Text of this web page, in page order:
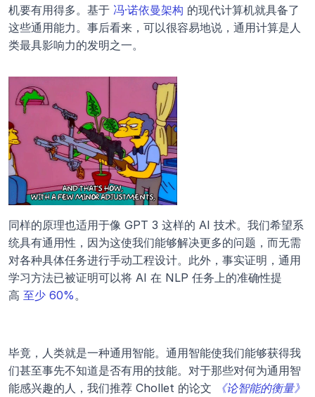
机要有用得多。基于 冯·诺依曼架构 的现代计算机就具备了
这些通用能力。事后看来，可以很容易地说，通用计算是人
类最具影响力的发明之一。
同样的原理也适用于像 GPT 3 这样的 AI 技术。我们希望系
统具有通用性，因为这使我们能够解决更多的问题，而无需
对各种具体任务进行手动工程设计。此外，事实证明，通用
学习方法已被证明可以将 AI 在 NLP 任务上的准确性提
高 至少 60% 。
毕竟，人类就是一种通用智能。通用智能使我们能够获得我
们甚至事先不知道是否有用的技能。对于那些对何为通用智
能感兴趣的人，我们推荐 Chollet 的论文
《论智能的衡量》